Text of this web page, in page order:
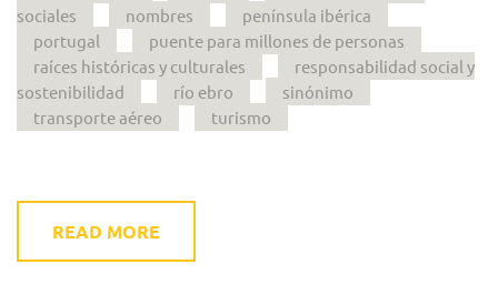
sociales nombres
península ibérica
portugal
puente para millones de personas
raíces históricas y culturales
responsabilidad social y
sostenibilidad
río ebro
sinónimo
transporte aéreo
turismo
READ MORE